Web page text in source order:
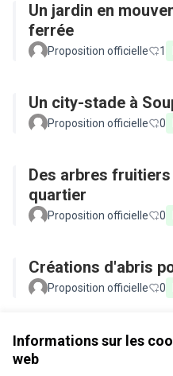
Informations sur les
web
Un jardin en
ferrée
Proposition officielle 1
Un city-stade à
Proposition officielle 0
Des arbres
quartier
Proposition officielle 0
Créations d'abris
Proposition officielle 0